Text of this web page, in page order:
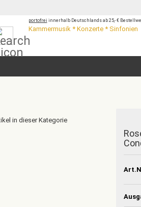
Suche...
portofrei innerhalb Deutschlands ab 25,- €
Kammermusik * Konzerte * Sinfonien
in dieser Kategorie